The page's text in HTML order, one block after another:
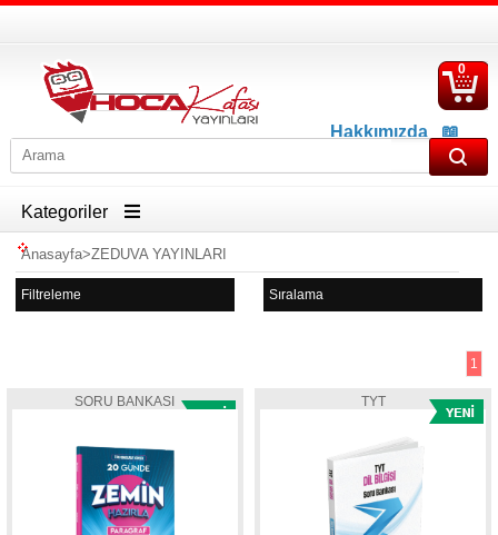
Hakkımızda
📖
İletişim
0
Kategoriler
Anasayfa>ZEDUVA YAYINLARI
Filtreleme Sıralama
1
SORU BANKASI TYT